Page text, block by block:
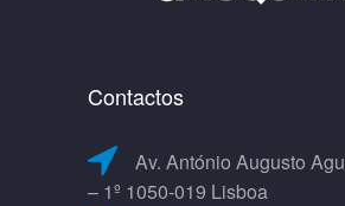
Contactos
Av. António Augusto
– 1º 1050-019 Lisboa